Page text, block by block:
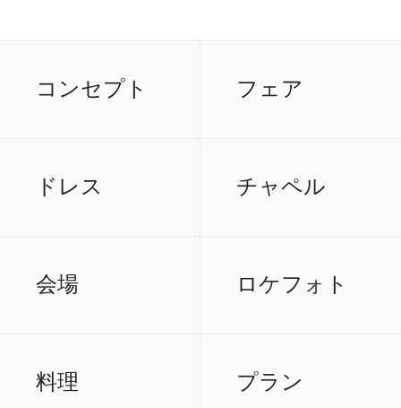
コンセプト フェア
ドレス チャペル
会場 ロケフォト
料理 プラン